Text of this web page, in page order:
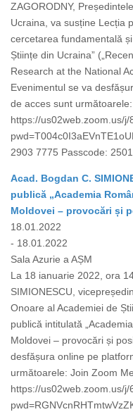
ZAGORODNY,
Ucraina, va susține Lecția
cercetarea fundamentală
Științe din Ucraina”
Research at the National
Evenimentul se va
de acces sunt următoarele:
https://us02web.zoom.us/
2903 7775 Passcode:
Acad. Bogdan C.
publică „Academia
Moldovei – provocări și
18.01.2022
- 18.01.2022
Sala Azurie a AȘM
La 18 ianuarie 2022, ora
SIMIONESCU,
Onoare al Academiei de
publică intitulată
Moldovei – provocări și
desfășura online pe
următoarele: Join Zoom
https://us02web.zoom.us/